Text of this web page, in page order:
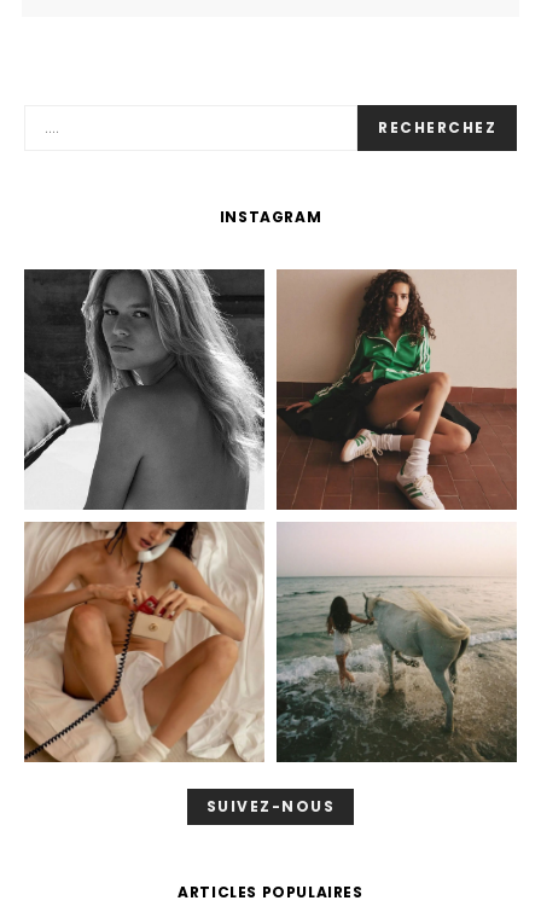
RECHERCHEZ
INSTAGRAM
SUIVEZ-NOUS
ARTICLES POPULAIRES